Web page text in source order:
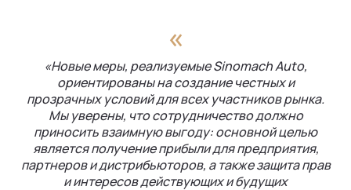
«Новые меры, реализуемые Sinomach Auto,
ориентированы на создание честных и
прозрачных условий для всех участников рынка.
Мы уверены, что сотрудничество должно
приносить взаимную выгоду: основной целью
является получение прибыли для предприятия,
партнеров и дистрибьюторов, а также защита прав
и интересов действующих и будущих